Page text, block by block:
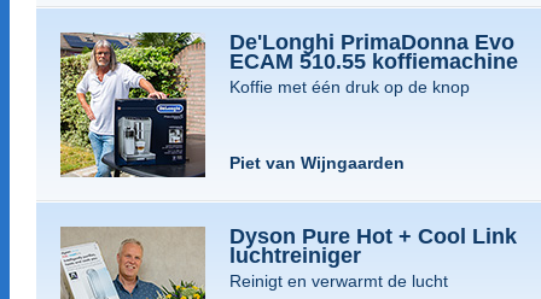
De'Longhi PrimaDonna Evo
ECAM 510.55 koffiemachine
Koffie met één druk op de knop
Piet van Wijngaarden
Dyson Pure Hot + Cool Link
luchtreiniger
Reinigt en verwarmt de lucht